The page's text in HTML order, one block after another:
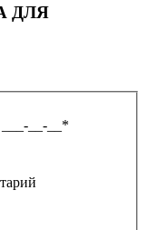
ДЛЯ
+375 ( __ ) ___-__-__ *